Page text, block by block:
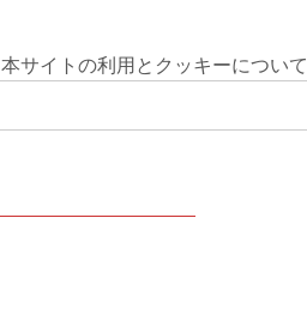
本サイトの利用とクッキーについて